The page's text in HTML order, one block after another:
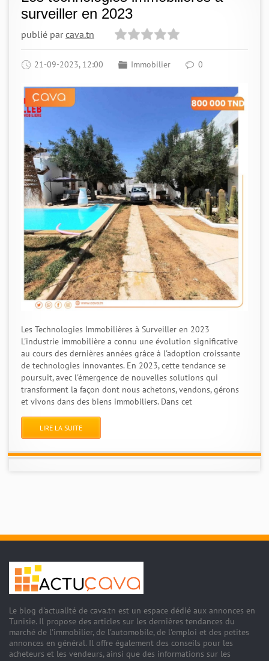
surveiller en 2023
publié parcava.tn
21-09-2023, 12:00 Immobilier 0
Les Technologies Immobilières à Surveiller en 2023
L'industrie immobilière a connu une évolution significative
au cours des dernières années grâce à l'adoption croissante
de technologies innovantes. En 2023, cette tendance se
poursuit, avec l'émergence de nouvelles solutions qui
transforment la façon dont nous achetons, vendons, gérons
et vivons dans des biens immobiliers. Dans cet
LIRE LA SUITE
Le blog d'actualité de cava.tn est un espace dédié aux annonces en
Tunisie. Il propose des articles sur les dernières tendances du
marché de l'immobilier, de l'automobile, de l'emploi et des petites
annonces en général. Il offre également des conseils pour les
acheteurs et les vendeurs, ainsi que des informations sur les